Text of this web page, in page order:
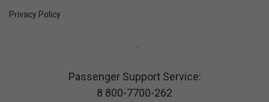
Privacy Policy
Passenger Support Service:
8 800-7700-262